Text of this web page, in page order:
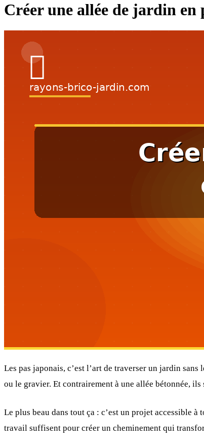
Créer une allée de jardin en
Les pas japonais, c’est l’art de traverser un jardin
ou le gravier. Et contrairement à une allée bétonnée,
Le plus beau dans tout ça : c’est un projet accessible
travail suffisent pour créer un cheminement qui